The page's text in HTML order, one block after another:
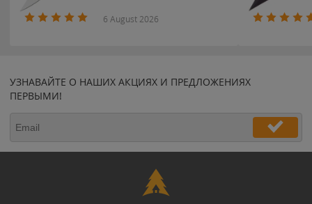
6 August 2026
УЗНАВАЙТЕ О НАШИХ АКЦИЯХ И ПРЕДЛОЖЕНИЯХ
ПЕРВЫМИ!